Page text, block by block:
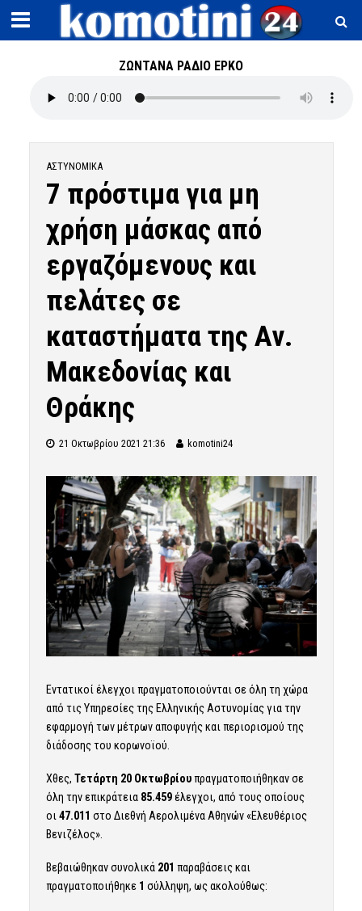
ΖΩΝΤΑΝΑ ΡΑΔΙΟ ΕΡΚΟ
ΑΣΤΥΝΟΜΙΚΆ
7 πρόστιμα για μη
χρήση μάσκας από
εργαζόμενους και
πελάτες σε
καταστήματα της Αν.
Μακεδονίας και
Θράκης
21 Οκτωβρίου 2021 21:36 komotini24
Εντατικοί έλεγχοι πραγματοποιούνται σε όλη τη χώρα
από τις Υπηρεσίες της Ελληνικής Αστυνομίας για την
εφαρμογή των μέτρων αποφυγής και περιορισμού της
διάδοσης του κορωνοϊού.
Χθες, Τετάρτη 20 Οκτωβρίουπραγματοποιήθηκαν σε
όλη την επικράτεια 85.459έλεγχοι, από τους οποίους
οι 47.011 στο Διεθνή Αερολιμένα Αθηνών «Ελευθέριος
Βενιζέλος».
Βεβαιώθηκαν συνολικά 201 παραβάσεις και
πραγματοποιήθηκε 1 σύλληψη, ως ακολούθως: